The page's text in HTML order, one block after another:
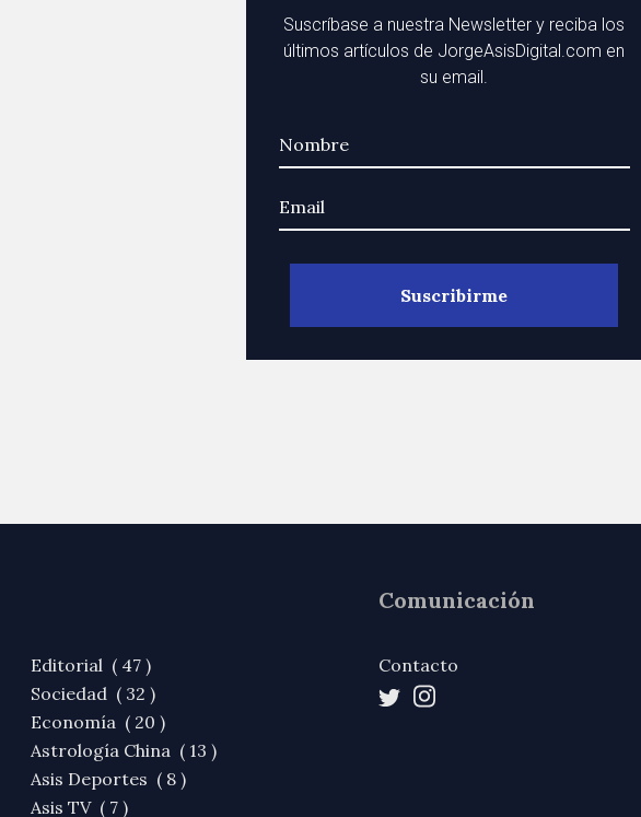
Suscríbase a nuestra Newsletter y reciba los
últimos artículos de JorgeAsisDigital.com en
su email.
Editorial ( 47 )
Sociedad ( 32 )
Economía ( 20 )
Astrología China ( 13 )
Asis Deportes ( 8 )
Asis TV ( 7 )
Comunicación
Contacto